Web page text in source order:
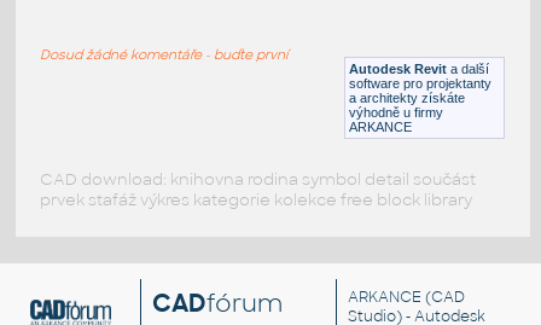
Terasová vpusť svislá (základní/vyhřívaná)
DN 125
Autodesk Revit a další
software pro projektanty
a architekty získáte
výhodně u firmy
ARKANCE
Dosud žádné komentáře - buďte první
CAD download: knihovna rodina symbol detail součást
prvek stafáž výkres kategorie kolekce free block library
CADfórum ARKANCE (CAD
Studio) - Autodesk